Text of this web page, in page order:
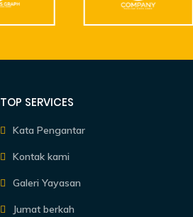
TOP SERVICES
Kata Pengantar
Kontak kami
Galeri Yayasan
Jumat berkah